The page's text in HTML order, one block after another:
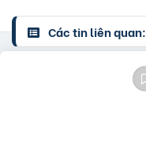
Các tin liên quan: